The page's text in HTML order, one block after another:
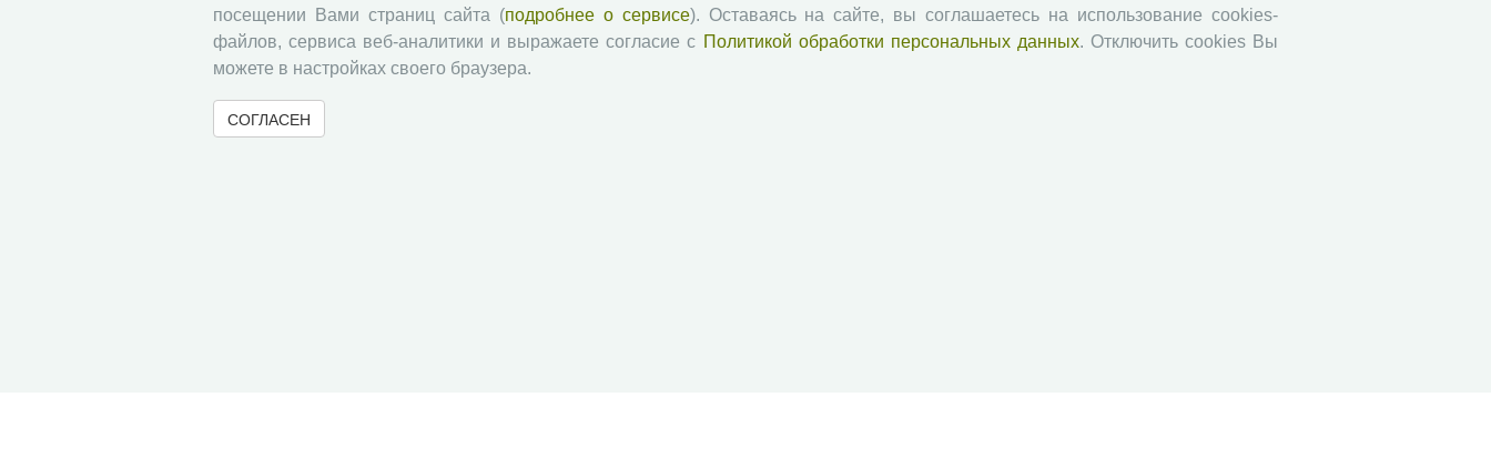
Юный экономист
АгроЗооТехника
посещении Вами страниц сайта (подробнее о сервисе). Оставаясь на сайте, вы соглашаетесь на использование cookies-
файлов, сервиса веб-аналитики и выражаете согласие с Политикой обработки персональных данных. Отключить cookies Вы
можете в настройках своего браузера.
СОГЛАСЕН